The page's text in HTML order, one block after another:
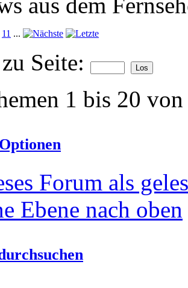
11 ...
Seite:
1 bis 20
Forum als
Ebene nach oben